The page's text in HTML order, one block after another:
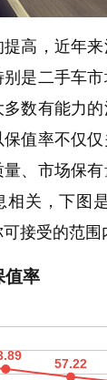
提高，近年
是二手车
数有能力
值率不仅
量、市场保
相关，下图
接受的范围
值率